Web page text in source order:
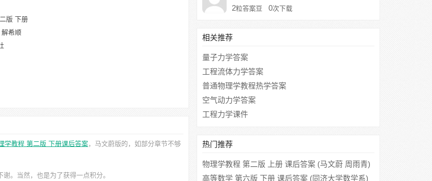
版 下册
希顺
学教程 第二版 下册课后答案，马文蔚版的，如部分章节不够
。当然，也是为了获得一点积分。
2粒答案豆 0次下载
相关推荐
量子力学答案
工程流体力学答案
普通物理学教程热学答案
空气动力学答案
工程力学课件
热门推荐
物理学教程 第二版 上册 课后答案 (马文蔚 周雨青)
高等数学 第六版 下册 课后答案 (同济大学数学系)